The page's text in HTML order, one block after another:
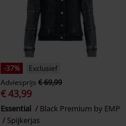
-37%
Exclusief
Adviesprijs € 69,99
€ 43,99
Essential
Black Premium by EMP
Spijkerjas